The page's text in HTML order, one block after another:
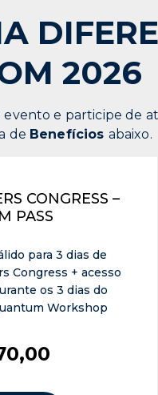
2026
e participe de
de Benefícios abaixo.
CONGRESS –
PASS
para 3 dias de
Congress + acesso
os 3 dias do
Workshop